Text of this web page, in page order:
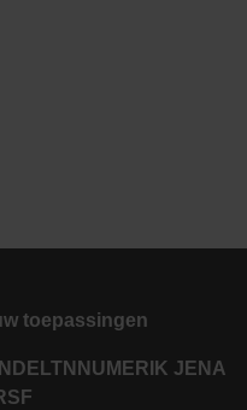
toepassingen
LTN NUMERIK JENA